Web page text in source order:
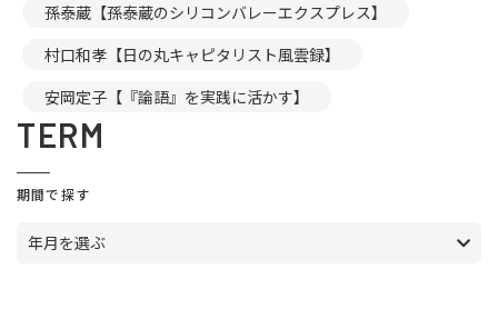
孫泰蔵【孫泰蔵のシリコンバレーエクスプレス】
村口和孝【日の丸キャピタリスト風雲録】
安岡定子【『論語』を実践に活かす】
TERM
期間で探す
年月を選ぶ